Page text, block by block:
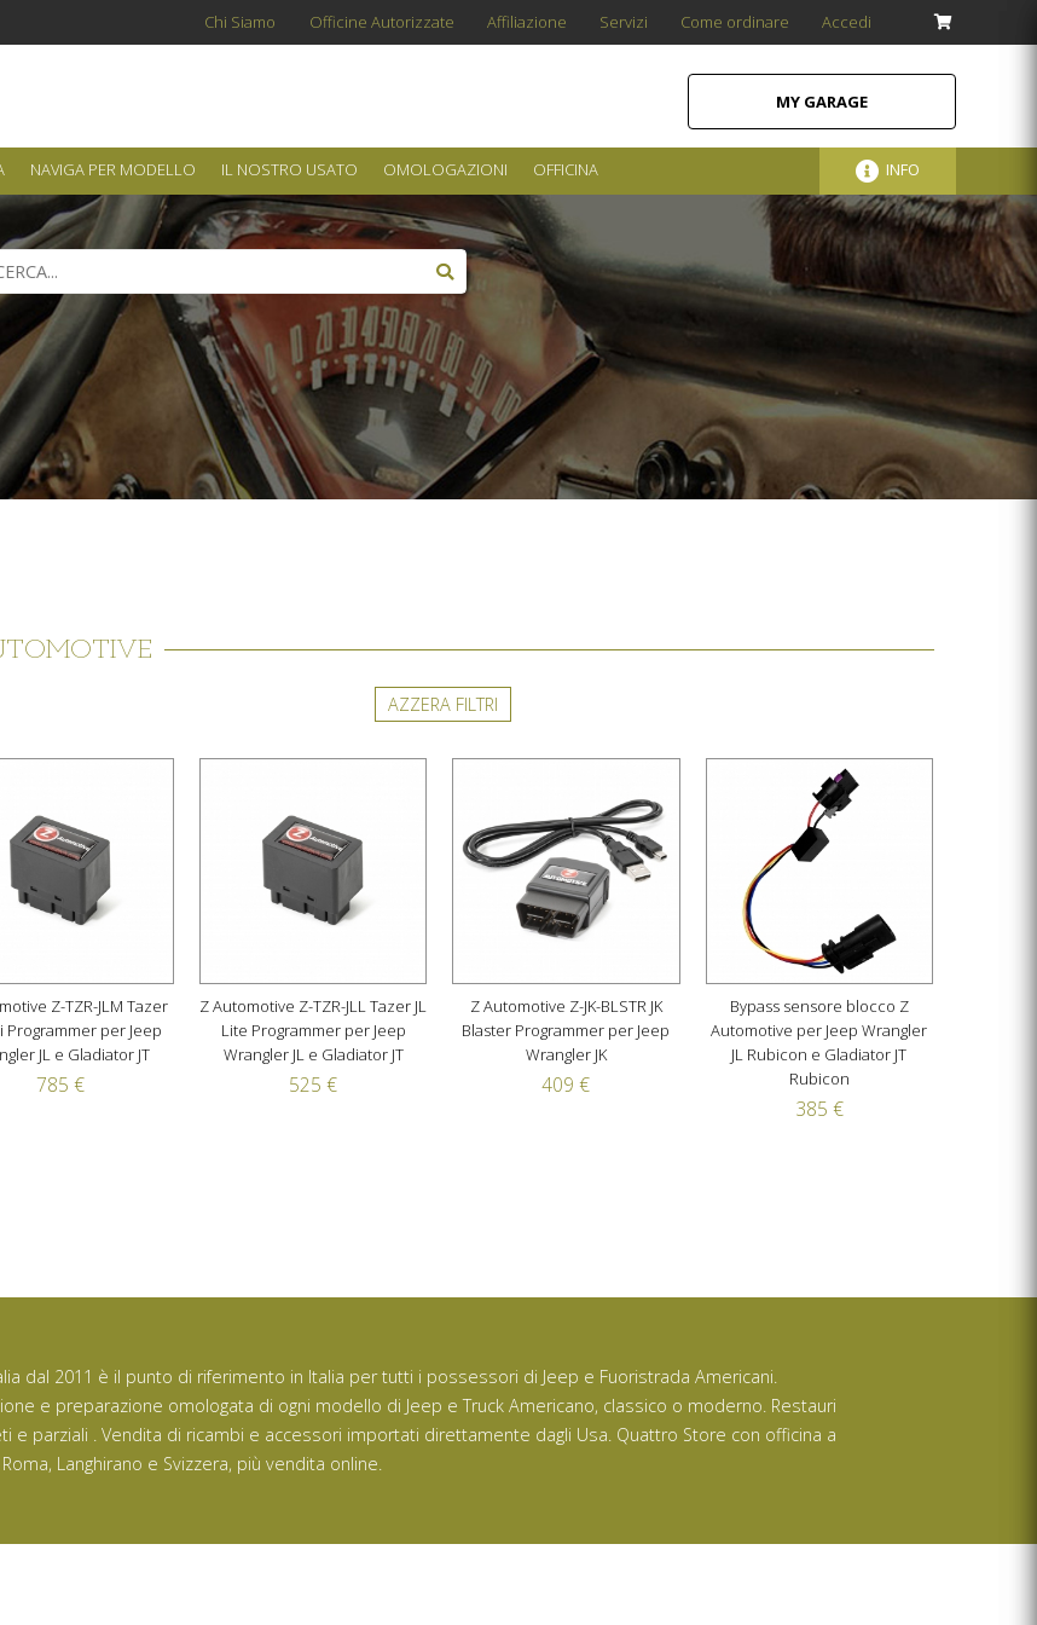
Chi Siamo Officine Autorizzate Affiliazione Servizi Come ordinare Accedi
MY GARAGE
NAVIGA PER MODELLO IL NOSTRO USATO OMOLOGAZIONI OFFICINA INFO
AZZERA FILTRI
Z-TZR-JLM Tazer
Programmer per Jeep
JL e Gladiator JT
785 €
Z Automotive Z-TZR-JLL Tazer JL
Lite Programmer per Jeep
Wrangler JL e Gladiator JT
525 €
Z Automotive Z-JK-BLSTR JK
Blaster Programmer per Jeep
Wrangler JK
409 €
Bypass sensore blocco Z
Automotive per Jeep Wrangler
JL Rubicon e Gladiator JT
Rubicon
385 €
dal 2011 è il punto di riferimento in Italia per tutti i possessori di Jeep e Fuoristrada Americani.
e preparazione omologata di ogni modello di Jeep e Truck Americano, classico o moderno. Restauri
e parziali . Vendita di ricambi e accessori importati direttamente dagli Usa. Quattro Store con officina a
Langhirano e Svizzera, più vendita online.